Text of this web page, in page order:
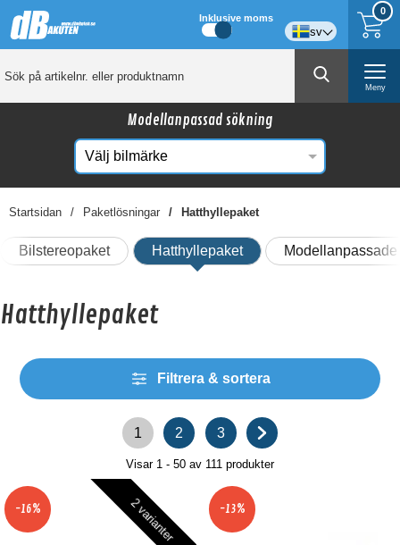
0
Inklusive moms
sv
Meny
Modellanpassad sökning
Startsidan Paketlösningar Hatthyllepaket
Bilstereopaket Hatthyllepaket
Hatthyllepaket
Filtrera & sortera
1 2 3
Visar 1 - 50 av 111 produkter
2 varianter
-16% -13%